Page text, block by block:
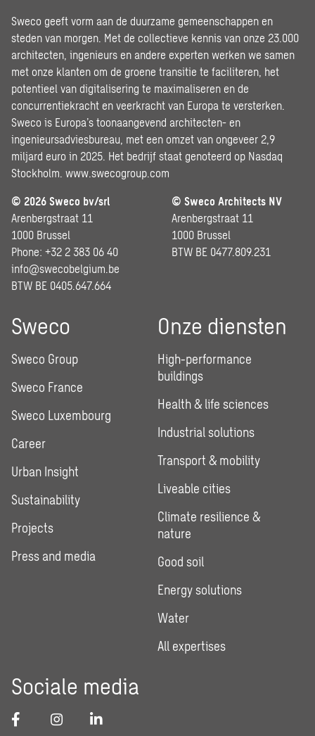
Sweco geeft vorm aan de duurzame gemeenschappen en
steden van morgen. Met de collectieve kennis van onze 23.000
architecten, ingenieurs en andere experten werken we samen
met onze klanten om de groene transitie te faciliteren, het
potentieel van digitalisering te maximaliseren en de
concurrentiekracht en veerkracht van Europa te versterken.
Sweco is Europa’s toonaangevend architecten- en
ingenieursadviesbureau, met een omzet van ongeveer 2,9
miljard euro in 2025. Het bedrijf staat genoteerd op Nasdaq
Stockholm. www.swecogroup.com
© 2026 Sweco bv/srl
Arenbergstraat 11
1000 Brussel
Phone: +32 2 383 06 40
info@swecobelgium.be
BTW BE 0405.647.664
© Sweco Architects NV
Arenbergstraat 11
1000 Brussel
BTW BE 0477.809.231
Sweco
Sweco Group
Sweco France
Sweco Luxembourg
Career
Urban Insight
Sustainability
Projects
Press and media
Onze diensten
High-performance
buildings
Health & life sciences
Industrial solutions
Transport & mobility
Liveable cities
Climate resilience &
nature
Good soil
Energy solutions
Water
All expertises
Sociale media